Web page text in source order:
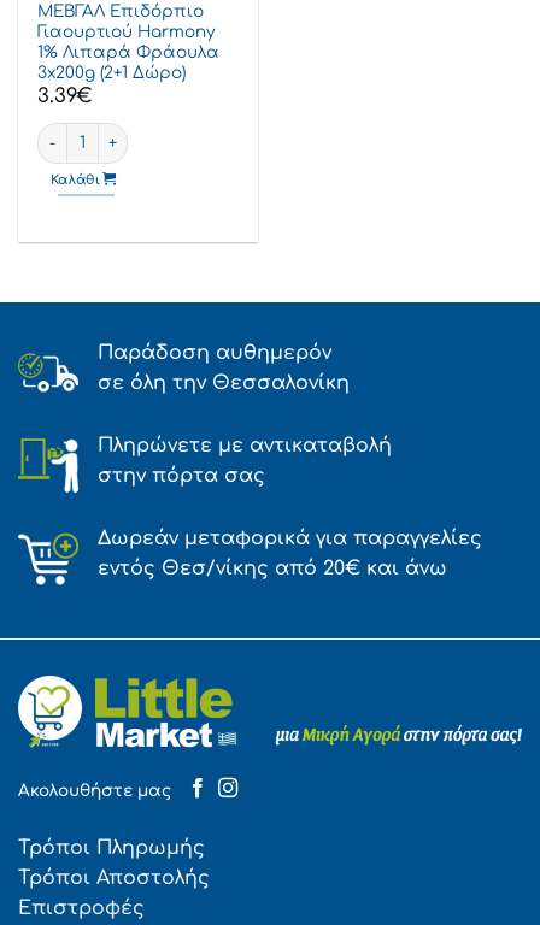
ΜΕΒΓΑΛ Επιδόρπιο
Γιαουρτιού Harmony
1% Λιπαρά Φράουλα
3x200g (2+1 Δώρο)
3.39€
ΜΕΒΓΑΛ Επιδόρπιο Γιαουρτιού Harmony 1% Λιπαρά Φράουλα
Καλάθι
Παράδοση αυθημερόν
σε όλη την Θεσσαλονίκη
Πληρώνετε με αντικαταβολή
στην πόρτα σας
Δωρεάν μεταφορικά για παραγγελίες
εντός Θεσ/νίκης από 20€ και άνω
Ακολουθήστε μας
Τρόποι Πληρωμής
Τρόποι Αποστολής
Επιστροφές